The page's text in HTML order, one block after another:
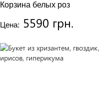
Корзина белых роз
Цена: 5590 грн.